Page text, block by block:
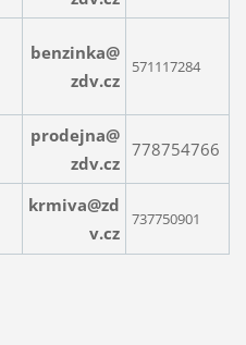
benzinka@
zdv.cz
571117284
prodejna@
zdv.cz
778754766
krmiva@zd
v.cz
737750901